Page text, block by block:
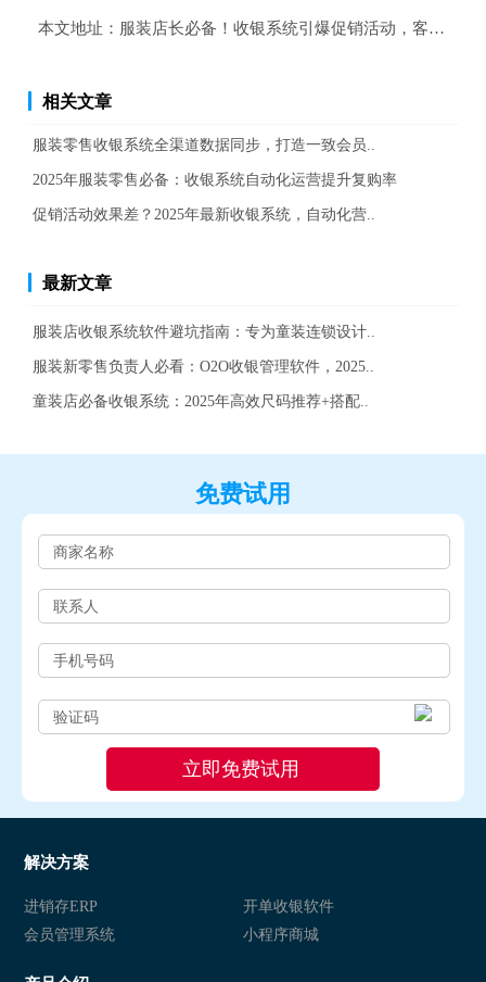
本文地址： 服装店长必备！收银系统引爆促销活动，客户裂变
相关文章
服装零售收银系统全渠道数据同步，打造一致会员..
2025年服装零售必备：收银系统自动化运营提升复购率
促销活动效果差？2025年最新收银系统，自动化营..
最新文章
服装店收银系统软件避坑指南：专为童装连锁设计..
服装新零售负责人必看：O2O收银管理软件，2025..
童装店必备收银系统：2025年高效尺码推荐+搭配..
免费试用
解决方案
进销存ERP
开单收银软件
会员管理系统
小程序商城